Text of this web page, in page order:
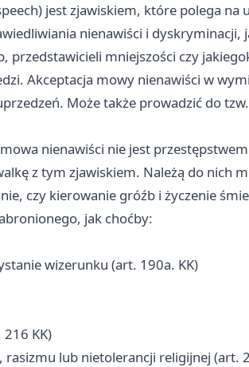
jest zjawiskiem, które polega na
nienawiści i dyskryminacji,
przedstawicieli mniejszości czy
Akceptacja mowy nienawiści w
Może także prowadzić do
nienawiści nie jest
z tym zjawiskiem. Należą do nich
czy kierowanie gróźb i życzenie
jak choćby:
wizerunku (art. 190a. KK)
KK)
lub nietolerancji religijnej (art.